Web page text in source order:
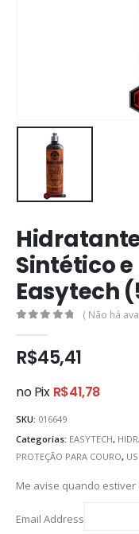
Sintético
Easytech
( Não há
R$45,41
no Pix R$41,78
SKU: 016649
Categorias: EASYTECH,
PROTEÇÃO PARA COURO,
Me avise quando estiver
Email Address